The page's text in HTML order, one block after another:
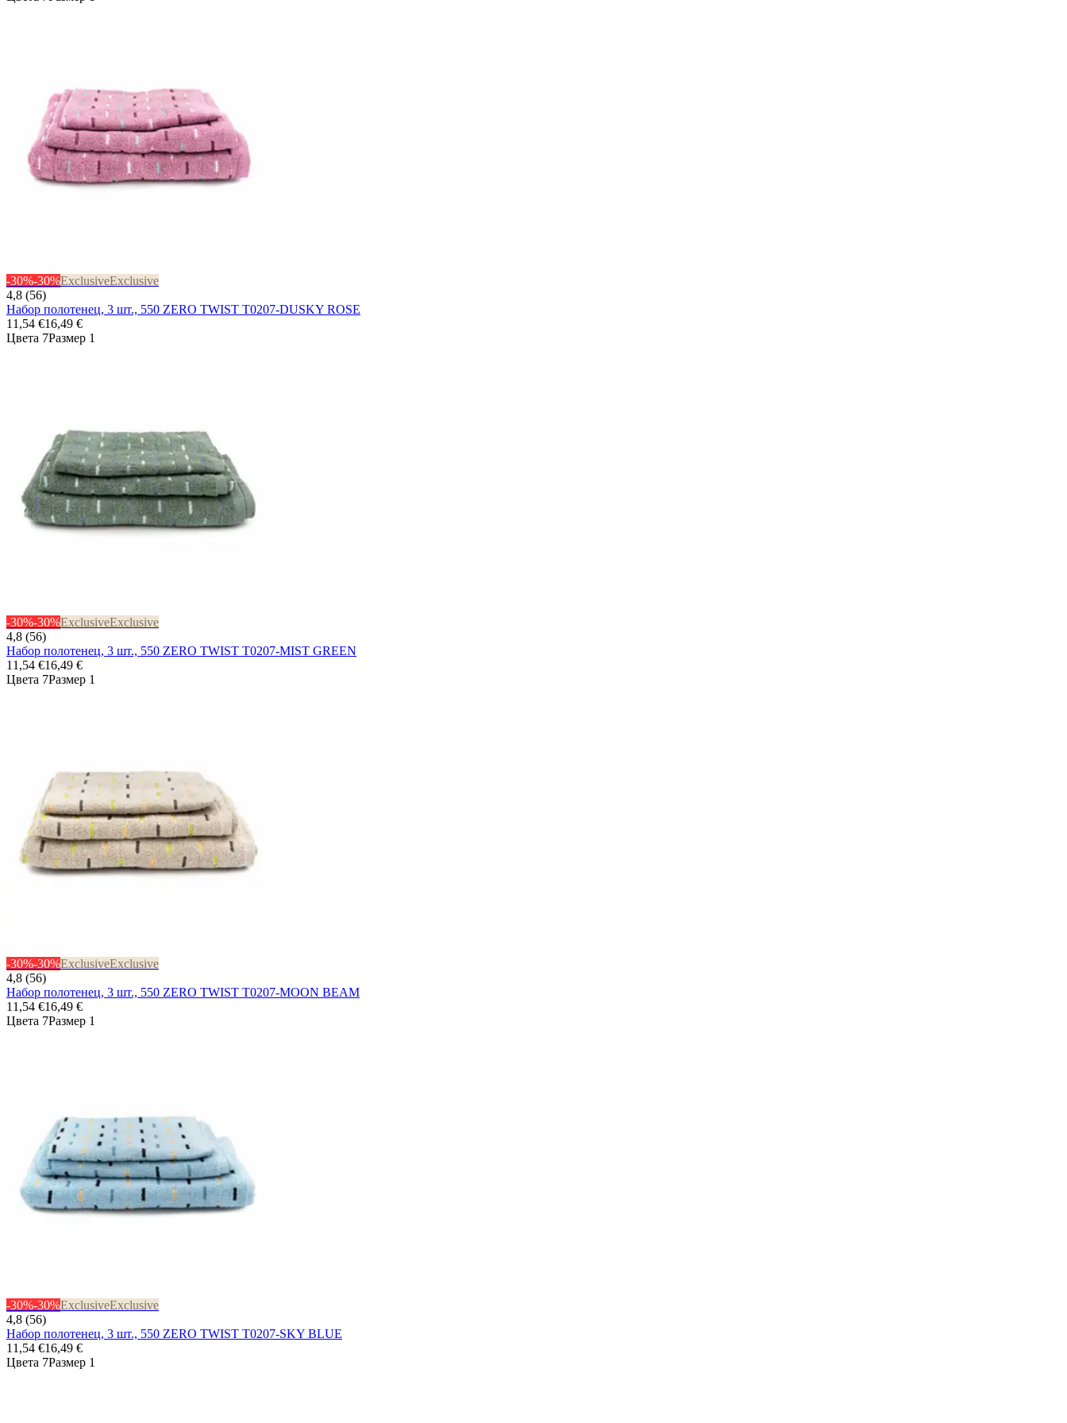
-30%-30%ExclusiveExclusive
4,8 (56)
Набор полотенец, 3 шт., 550 ZERO TWIST T0207-DUSKY ROSE
11,54 €16,49 €
Цвета 7Размер 1
-30%-30%ExclusiveExclusive
4,8 (56)
Набор полотенец, 3 шт., 550 ZERO TWIST T0207-MIST GREEN
11,54 €16,49 €
Цвета 7Размер 1
-30%-30%ExclusiveExclusive
4,8 (56)
Набор полотенец, 3 шт., 550 ZERO TWIST T0207-MOON BEAM
11,54 €16,49 €
Цвета 7Размер 1
-30%-30%ExclusiveExclusive
4,8 (56)
Набор полотенец, 3 шт., 550 ZERO TWIST T0207-SKY BLUE
11,54 €16,49 €
Цвета 7Размер 1